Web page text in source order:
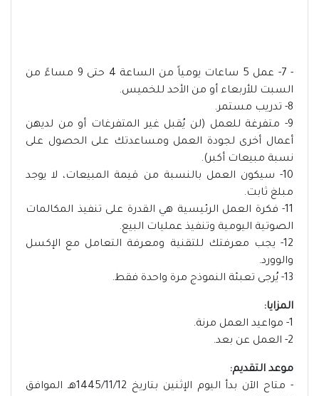
- 7- عمل 5 ساعات يومياً من الساعة 4 حتى 9 مساءً من
السبت للأربعاء أو من الأحد للخميس.
8- تدريب مستمر.
9- متفرغة للعمل (لن يُقبل غير المتفرغات أو من لديهن
أعمال أخرى لجودة العمل ومساعدتك على الحصول على
نسبة مبيعات أكبر).
10- سيكون العمل بالنسبة من قيمة المبيعات، لا يوجد
مبلغ ثابت.
11- فكرة العمل الرئيسية هي القدرة على تنفيذ المكالمات
الصوتية اليومية وتنفيذ عمليات البيع.
12- يجب معرفتك للتقنية ومعرفة التعامل مع الإكسل
والوورد.
13- يُرجى تعبئة النموذج مرة واحدة فقط.
المزايا:
1- مواعيد العمل مرنة.
2- العمل عن بعد.
موعد التقديم:
- متاح الآن بدأ اليوم الإثنين بتاريخ 1445/11/12هـ الموافق